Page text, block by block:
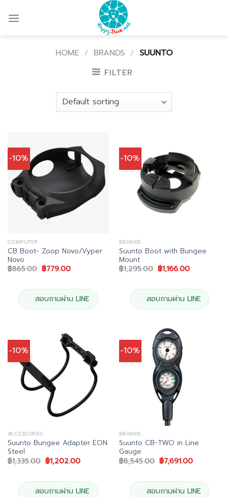
HOME / BRANDS / SUUNTO
FILTER
-10%
COMPUTER
CB Boot- Zoop Novo/Vyper
Novo
฿865.00 Original
price
฿865.00.
฿779.00Current
฿779.00.
สอบถามผ่าน LINE
-10%
BRANDS
Suunto Boot with Bungee
Mount
฿1,295.00 Original
price
฿1,295.00.
฿1,166.00Current
฿1,166.00.
สอบถามผ่าน LINE
-10%
ACCESSORIES
Suunto Bungee Adapter EON
Steel
฿1,335.00 Original
price
฿1,335.00.
฿1,202.00Current
฿1,202.00.
สอบถามผ่าน LINE
-10%
BRANDS
Suunto CB-TWO in Line
Gauge
฿8,545.00 Original
price
฿8,545.00.
฿7,691.00Current
฿7,691.00.
สอบถามผ่าน LINE